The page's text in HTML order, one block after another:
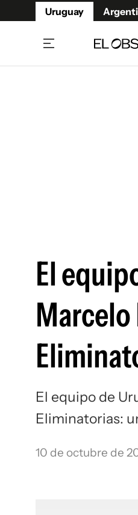
Uruguay
El
Marcelo
El equipo de
Eliminatorias:
10 de octubre de